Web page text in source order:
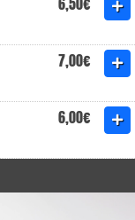
7,00€
6,00€